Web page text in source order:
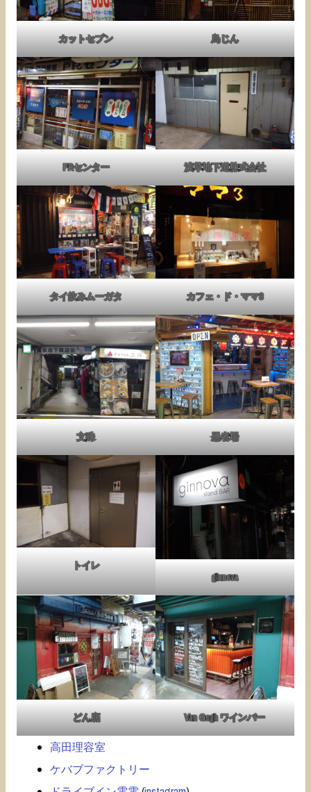
カットセブン 鳥じん
PRセンター 浅草地下道株式会社
タイ飲みムーガタ カフェ・ド・ママ3
文殊 忍者場
トイレ
ginnova
どん底 Van Gogh ワインバー
高田理容室
ケバブファクトリー